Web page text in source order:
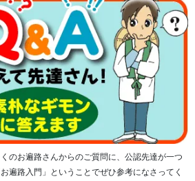
のお遍路さんからのご質問に、公認先達が一つ
遍路入門」ということでぜひ参考になさってく